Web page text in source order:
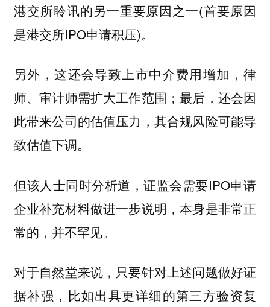
港交所聆讯的另一重要原因之一(首要原因
是港交所IPO申请积压)。
另外，这还会导致上市中介费用增加 ，律
师、审计师需扩大工作范围；最后，还会因
此带来公司的估值压力，其合规风险可能导
致估值下调。
但该人士同时分析道，证监会需要IPO申请
企业补充材料做进一步说明，本身是非常正
常的，并不罕见。
对于自然堂来说，只要针对上述问题做好证
据补强，比如出具更详细的第三方验资复